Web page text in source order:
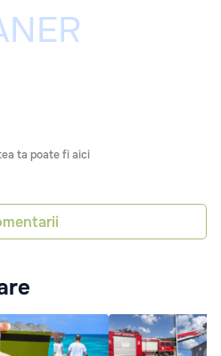
ta poate fi aici